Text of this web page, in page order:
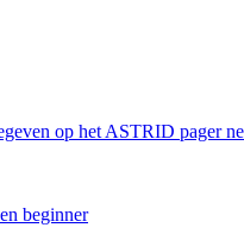
op het ASTRID pager
beginner